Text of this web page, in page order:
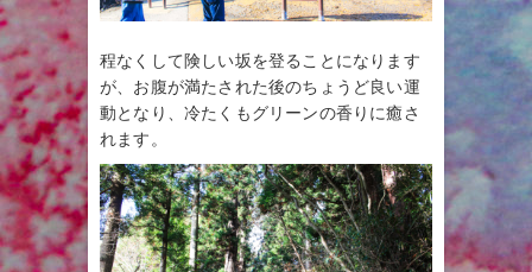
程なくして険しい坂を登ることになります
が、お腹が満たされた後のちょうど良い運
動となり、冷たくもグリーンの香りに癒さ
れます。